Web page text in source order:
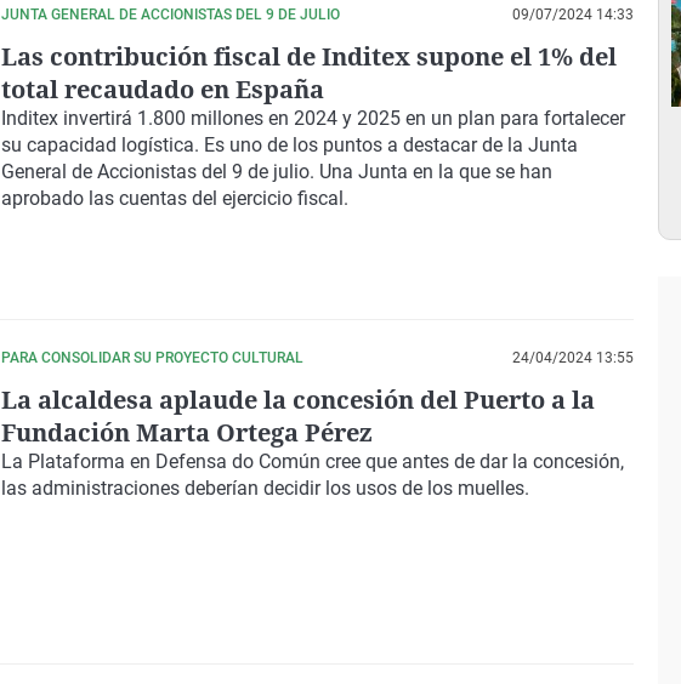
JUNTA GENERAL DE ACCIONISTAS DEL 9 DE JULIO 09/07/2024 14:33
Las contribución fiscal de Inditex supone el 1% del
total recaudado en España
Inditex invertirá 1.800 millones en 2024 y 2025 en un plan para fortalecer
su capacidad logística. Es uno de los puntos a destacar de la Junta
General de Accionistas del 9 de julio. Una Junta en la que se han
aprobado las cuentas del ejercicio fiscal.
PARA CONSOLIDAR SU PROYECTO CULTURAL 24/04/2024 13:55
La alcaldesa aplaude la concesión del Puerto a la
Fundación Marta Ortega Pérez
La Plataforma en Defensa do Común cree que antes de dar la concesión,
las administraciones deberían decidir los usos de los muelles.